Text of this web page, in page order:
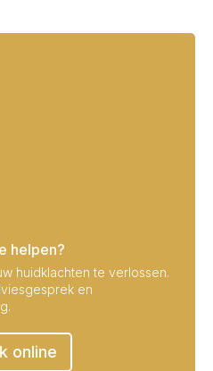
helpen?
huidklachten te verlossen.
en
online